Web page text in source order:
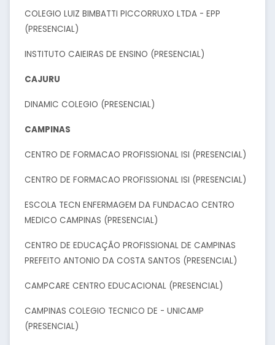
COLEGIO LUIZ BIMBATTI PICCORRUXO LTDA - EPP
(PRESENCIAL)
INSTITUTO CAIEIRAS DE ENSINO (PRESENCIAL)
CAJURU
DINAMIC COLEGIO (PRESENCIAL)
CAMPINAS
CENTRO DE FORMACAO PROFISSIONAL ISI (PRESENCIAL)
CENTRO DE FORMACAO PROFISSIONAL ISI (PRESENCIAL)
ESCOLA TECN ENFERMAGEM DA FUNDACAO CENTRO
MEDICO CAMPINAS (PRESENCIAL)
CENTRO DE EDUCAÇÃO PROFISSIONAL DE CAMPINAS
PREFEITO ANTONIO DA COSTA SANTOS (PRESENCIAL)
CAMPCARE CENTRO EDUCACIONAL (PRESENCIAL)
CAMPINAS COLEGIO TECNICO DE - UNICAMP
(PRESENCIAL)